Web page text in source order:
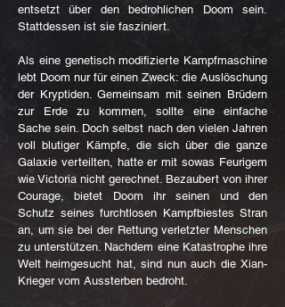
entsetzt über den bedrohlichen Doom sein.
Stattdessen ist sie fasziniert.
Als eine genetisch modifizierte Kampfmaschine
lebt Doom nur für einen Zweck: die Auslöschung
der Kryptiden. Gemeinsam mit seinen Brüdern
zur Erde zu kommen, sollte eine einfache
Sache sein. Doch selbst nach den vielen Jahren
voll blutiger Kämpfe, die sich über die ganze
Galaxie verteilten, hatte er mit sowas Feurigem
wie Victoria nicht gerechnet. Bezaubert von ihrer
Courage, bietet Doom ihr seinen und den
Schutz seines furchtlosen Kampfbiestes Stran
an, um sie bei der Rettung verletzter Menschen
zu unterstützen. Nachdem eine Katastrophe ihre
Welt heimgesucht hat, sind nun auch die Xian-
Krieger vom Aussterben bedroht.